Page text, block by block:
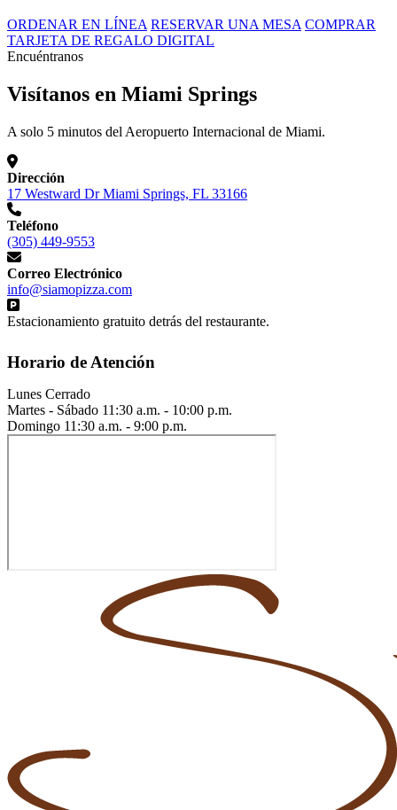
ORDENAR EN LÍNEA RESERVAR UNA MESA COMPRAR
TARJETA DE REGALO DIGITAL
Encuéntranos
Visítanos en Miami Springs
A solo 5 minutos del Aeropuerto Internacional de Miami.
Dirección
17 Westward Dr Miami Springs, FL 33166
Teléfono
(305) 449-9553
Correo Electrónico
info@siamopizza.com
Estacionamiento gratuito detrás del restaurante.
Horario de Atención
Lunes Cerrado
Martes - Sábado 11:30 a.m. - 10:00 p.m.
Domingo 11:30 a.m. - 9:00 p.m.